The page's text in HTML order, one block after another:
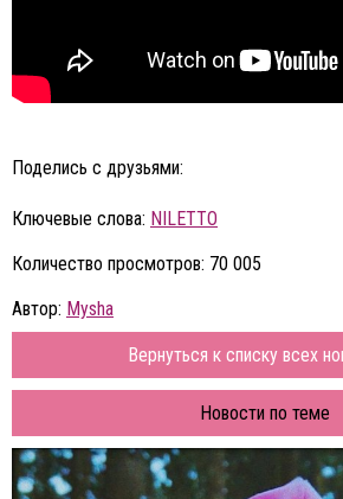
Поделись с друзьями:
Ключевые слова: NILETTO
Количество просмотров: 70 005
Автор: Mysha
Вернуться к списку всех
Новости по теме